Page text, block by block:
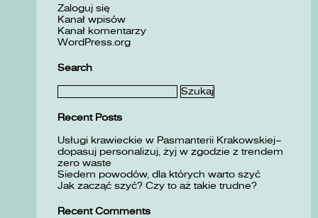
Zaloguj się
Kanał wpisów
Kanał komentarzy
WordPress.org
Search
Szukaj:
Recent Posts
Usługi krawieckie w Pasmanterii Krakowskiej–
dopasuj personalizuj, żyj w zgodzie z trendem
zero waste
Siedem powodów, dla których warto szyć
Jak zacząć szyć? Czy to aż takie trudne?
Recent Comments